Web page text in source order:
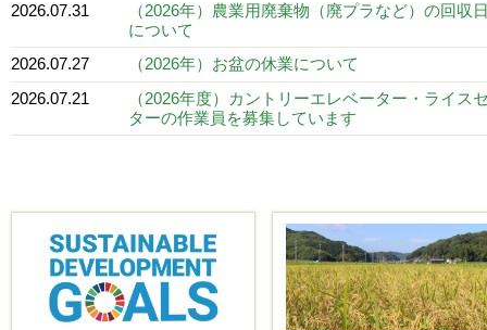
2026.07.31
（2026年）農業用廃棄物（廃プラなど）の回収
について
2026.07.27
（2026年）お盆の休業について
2026.07.21
（2026年度）カントリーエレベーター・ライス
ターの作業員を募集しています